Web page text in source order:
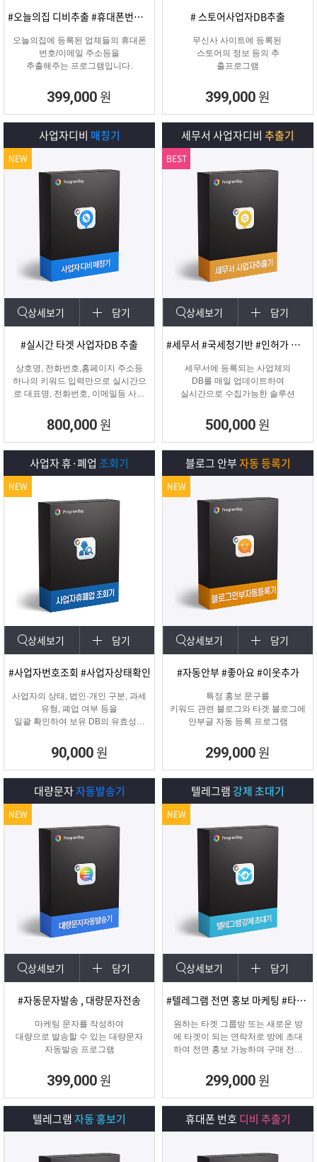
#오늘의집 디비추출 #휴대폰번호/이메일
오늘의집에 등록된 업체들의 휴대폰
번호/이메일 주소등을
추출해주는 프로그램입니다.
399,000 원
# 스토어사업자DB추출
무신사 사이트에 등록된
스토어의 정보 등의 추
출프로그램
399,000 원
사업자디비 매칭기
상세보기 담기
#실시간 타겟 사업자DB 추출
상호명, 전화번호,홈페이지 주소등
하나의 키워드 입력만으로 실시간으
로 대표명, 전화번호, 이메일등 사업
800,000 원
NEW
세무서 사업자디비 추출기
상세보기 담기
#세무서 #국세청기반 #인허가 개업·신규 사업자디비
세무서에 등록되는 사업체의
DB를 매일 업데이트하여
실시간으로 수집가능한 솔루션
500,000 원
BEST
사업자 휴·폐업 조회기
상세보기 담기
#사업자번호조회 #사업자상태확인
사업자의 상태, 법인·개인 구분, 과세
유형, 폐업 여부 등을
일괄 확인하여 보유 DB의 유효성을
프로그램
90,000 원
NEW
블로그 안부자동 등록기
상세보기 담기
#자동안부 #좋아요 #이웃추가
특정 홍보 문구를
키워드 관련 블로그와 타겟 블로그에
안부글 자동 등록 프로그램
299,000 원
NEW
대량문자자동발송기
상세보기 담기
#자동문자발송 , 대량문자전송
마케팅 문자를 작성하여
대량으로 발송할 수 있는 대량문자
자동발송 프로그램
399,000 원
NEW
텔레그램 강제 초대기
상세보기 담기
#텔레그램 전면 홍보 마케팅 #타겟팅 회원 유입
원하는 타겟 그룹방 또는 새로운 방
에 타겟이 되는 연락처로 방에 초대
하여 전면 홍보 가능하여 구매 전환
299,000 원
NEW
텔레그램자동 홍보기 휴대폰 번호 디비 추출기